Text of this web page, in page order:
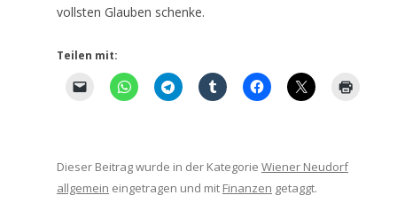
vollsten Glauben schenke.
Teilen mit:
Dieser Beitrag wurde in der Kategorie Wiener Neudorf
allgemein eingetragen und mit Finanzen getaggt.